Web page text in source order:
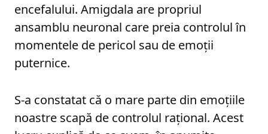
encefalului. Amigdala are propriul
ansamblu neuronal care preia controlul în
momentele de pericol sau de emoții
puternice.
S-a constatat că o mare parte din emoțiile
noastre scapă de controlul rațional. Acest